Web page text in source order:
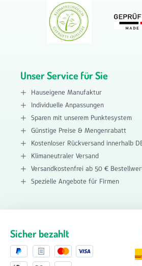
Unser Service für Sie
Hauseigene Manufaktur
Individuelle Anpassungen
Sparen mit unserem Punktesystem
Günstige Preise & Mengenrabatt
Kostenloser Rückversand innerhalb
Klimaneutraler Versand
Versandkostenfrei ab 50 €
Spezielle Angebote für Firmen
Sicher bezahlt